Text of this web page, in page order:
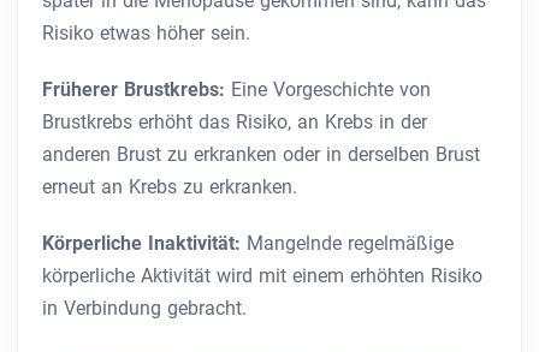
Risiko etwas höher sein.
Früherer Brustkrebs: Eine Vorgeschichte von
Brustkrebs erhöht das Risiko, an Krebs in der
anderen Brust zu erkranken oder in derselben Brust
erneut an Krebs zu erkranken.
Körperliche Inaktivität: Mangelnde regelmäßige
körperliche Aktivität wird mit einem erhöhten Risiko
in Verbindung gebracht.